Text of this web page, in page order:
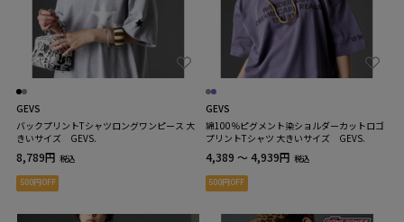
GEVS
バックプリントTシャツロングワンピース 大
きいサイズ GEVS.
8,789円 税込
500円OFF
GEVS
綿100％ピグメント染ショルダーカットロゴ
プリントTシャツ 大きいサイズ GEVS.
4,389 ～ 4,939円 税込
500円OFF